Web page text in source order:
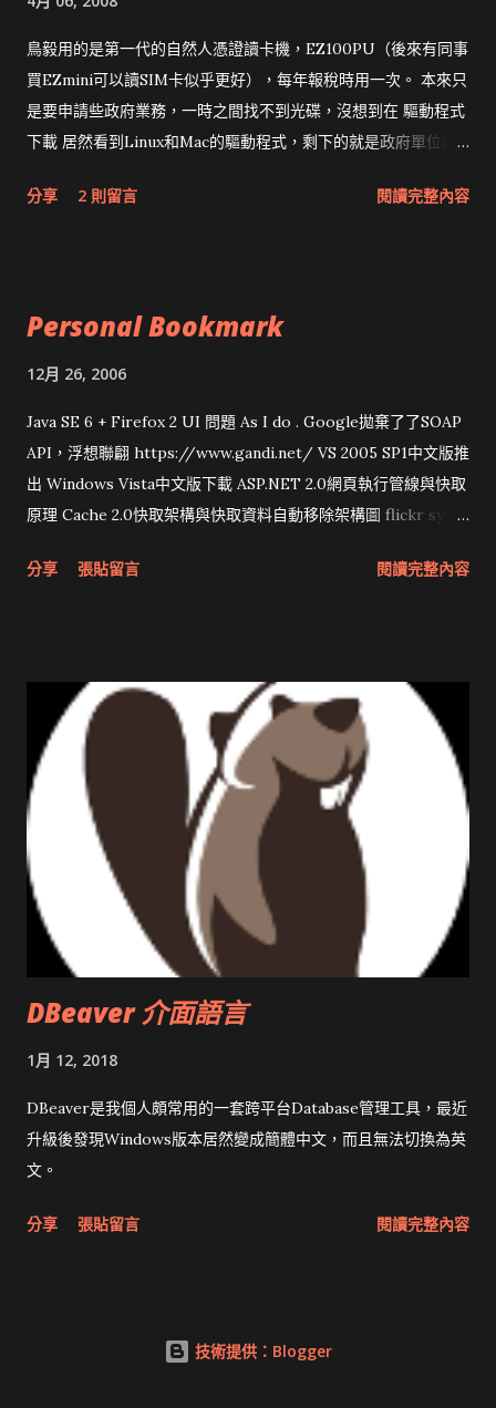
鳥毅用的是第一代的自然人憑證讀卡機，EZ100PU（後來有同事
買EZmini可以讀SIM卡似乎更好），每年報稅時用一次。 本來只
是要申請些政府業務，一時之間找不到光碟，沒想到在 驅動程式
下載 居然看到Linux和Mac的驅動程式，剩下的就是政府單位的
分享 2 則留言 閱讀完整內容
Personal Bookmark
12月 26, 2006
Java SE 6 + Firefox 2 UI 問題 As I do . Google拋棄了了SOAP
API，浮想聯翩 https://www.gandi.net/ VS 2005 SP1中文版推
出 Windows Vista中文版下載 ASP.NET 2.0網頁執行管線與快取
原理 Cache 2.0快取架構與快取資料自動移除架構圖 flickr sync
圖治推動改革 Wait and see 國內某SOC疑遭駭客入侵 大砲開講
分享 張貼留言 閱讀完整內容
DBeaver 介面語言
1月 12, 2018
DBeaver是我個人頗常用的一套跨平台Database管理工具，最近
升級後發現Windows版本居然變成簡體中文，而且無法切換為英
文。
分享 張貼留言 閱讀完整內容
技術提供：Blogger